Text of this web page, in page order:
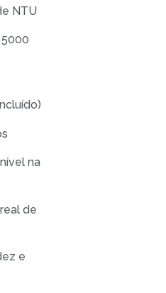
NTU
na
de
e